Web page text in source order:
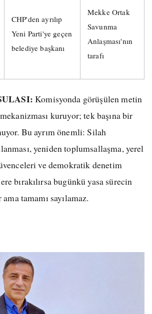
CHP'den ayrılıp
Yeni Parti'ye geçen
belediye başkanı
Mekke Ortak
Savunma
Anlaşması'nın
tarafı
Komisyonda görüşülen metin
kuruyor; tek başına bir
Bu ayrım önemli: Silah
yeniden toplumsallaşma, yerel
ve demokratik denetim
bırakılırsa bugünkü yasa sürecin
tamamı sayılamaz.